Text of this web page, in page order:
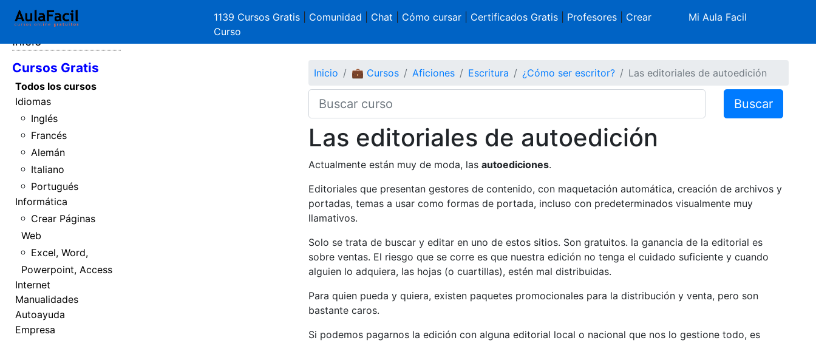
1139 Cursos Gratis Comunidad Chat Cómo cursar| Certificados Gratis| Profesores| Crear
Curso
Mi Aula Facil
Inicio
Cursos Gratis
Todos los cursos
Idiomas
Inglés
Francés
Alemán
Italiano
Portugués
Informática
Crear Páginas
Web
Excel, Word,
Powerpoint, Access
Internet
Manualidades
Autoayuda
Empresa
Inicio 💼 Cursos Aficiones Escritura ¿Cómo ser escritor? Las editoriales de autoedición
Buscar
Las editoriales de autoedición
Actualmente están muy de moda, las autoediciones.
Editoriales que presentan gestores de contenido, con maquetación automática, creación de archivos y
portadas, temas a usar como formas de portada, incluso con predeterminados visualmente muy
llamativos.
Solo se trata de buscar y editar en uno de estos sitios. Son gratuitos. la ganancia de la editorial es
sobre ventas. El riesgo que se corre es que nuestra edición no tenga el cuidado suficiente y cuando
alguien lo adquiera, las hojas (o cuartillas), estén mal distribuidas.
Para quien pueda y quiera, existen paquetes promocionales para la distribución y venta, pero son
bastante caros.
Si podemos pagarnos la edición con alguna editorial local o nacional que nos lo gestione todo, es